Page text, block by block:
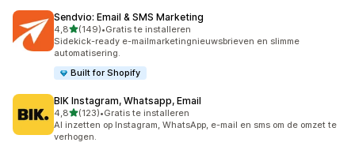
Sendvio: Email & SMS Marketing
4,8van 5 sterren
(149)
149 recensies in totaal
•Gratis te installeren
Sidekick-ready e-mailmarketingnieuwsbrieven en slimme
automatisering.
Built for Shopify
BIK Instagram, Whatsapp, Email
4,8van 5 sterren
(123)
123 recensies in totaal
•Gratis te installeren
AI inzetten op Instagram, WhatsApp, e-mail en sms om de omzet te
verhogen.